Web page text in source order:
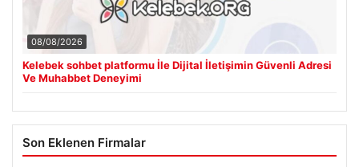
08/08/2026
Kelebek sohbet platformu İle Dijital İletişimin Güvenli Adresi
Ve Muhabbet Deneyimi
Son Eklenen Firmalar